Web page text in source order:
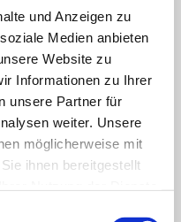
und Anzeigen zu
Medien anbieten
Website zu
Informationen zu Ihrer
unsere Partner für
weiter. Unsere
möglicherweise mit
ihnen bereitgestellt
600 inRaupen verteilen
geschlossen.
& Lieferung Zahlungsweisen